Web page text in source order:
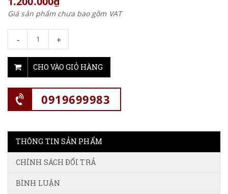
Giá sản phẩm chưa bao gồm VAT
- +
CHO VÀO GIỎ HÀNG
0919699983
THÔNG TIN SẢN PHẨM
CHÍNH SÁCH ĐỔI TRẢ
BÌNH LUẬN